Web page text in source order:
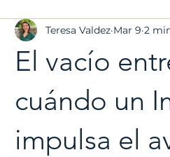
El vacío
cuándo un
impulsa el
Teresa Valdez Mar 9 2